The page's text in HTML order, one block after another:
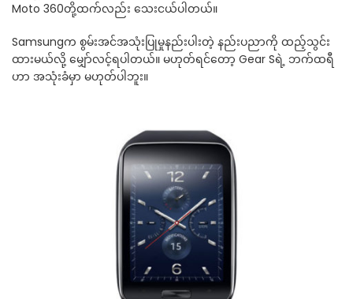
Moto 360တို့ထက်လည်း သေးငယ်ပါတယ်။
Samsungက စွမ်းအင်အသုံးပြုမှုနည်းပါးတဲ့ နည်းပညာကို ထည့်သွင်း
ထားမယ်လို့ မျှော်လင့်ရပါတယ်။ မဟုတ်ရင်တော့ Gear Sရဲ့ ဘက်ထရီ
ဟာ အသုံးခံမှာ မဟုတ်ပါဘူး။